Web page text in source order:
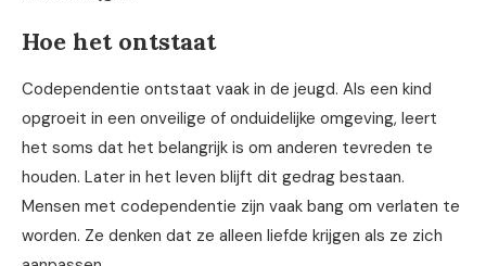
Hoe het ontstaat
Codependentie ontstaat vaak in de jeugd. Als een kind
opgroeit in een onveilige of onduidelijke omgeving, leert
het soms dat het belangrijk is om anderen tevreden te
houden. Later in het leven blijft dit gedrag bestaan.
Mensen met codependentie zijn vaak bang om verlaten te
worden. Ze denken dat ze alleen liefde krijgen als ze zich